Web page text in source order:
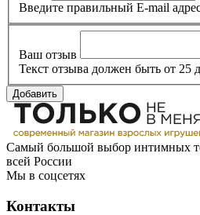
Введите правильный E-mail
Ваш отзыв
Текст отзыва должен быть от 25
Добавить
Самый большой выбор интимных
всей России
Мы в соцсетях
Контакты